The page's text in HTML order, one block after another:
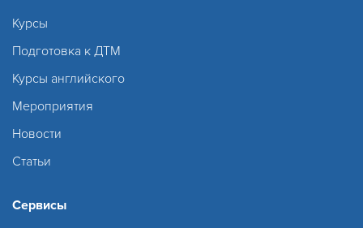
Курсы
Подготовка к ДТМ
Курсы английского
Мероприятия
Новости
Статьи
Сервисы